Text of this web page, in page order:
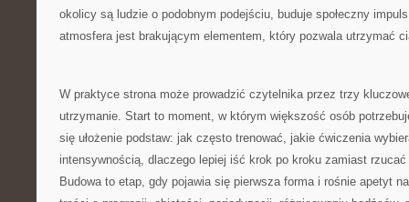
okolicy są ludzie o podobnym podejściu, buduje społeczny
atmosfera jest brakującym elementem, który pozwala utrzymać
W praktyce strona może prowadzić czytelnika przez trzy
utrzymanie. Start to moment, w którym większość osób
się ułożenie podstaw: jak często trenować, jakie ćwiczenia
intensywnością, dlaczego lepiej iść krok po kroku zamiast rzucać
Budowa to etap, gdy pojawia się pierwsza forma i rośnie apetyt